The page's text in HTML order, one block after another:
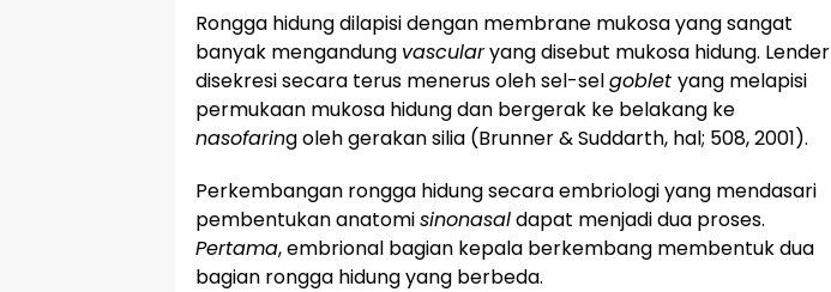
Rongga hidung dilapisi dengan membrane mukosa yang sangat
banyak mengandung vascularyang disebut mukosa hidung. Lender
disekresi secara terus menerus oleh sel-selgoblet yang melapisi
permukaan mukosa hidung dan bergerak ke belakang ke
nasofaring oleh gerakan silia (Brunner & Suddarth, hal; 508, 2001).
Perkembangan rongga hidung secara embriologi yang mendasari
pembentukan anatomisinonasaldapat menjadi dua proses.
Pertama, embrional bagian kepala berkembang membentuk dua
bagian rongga hidung yang berbeda.